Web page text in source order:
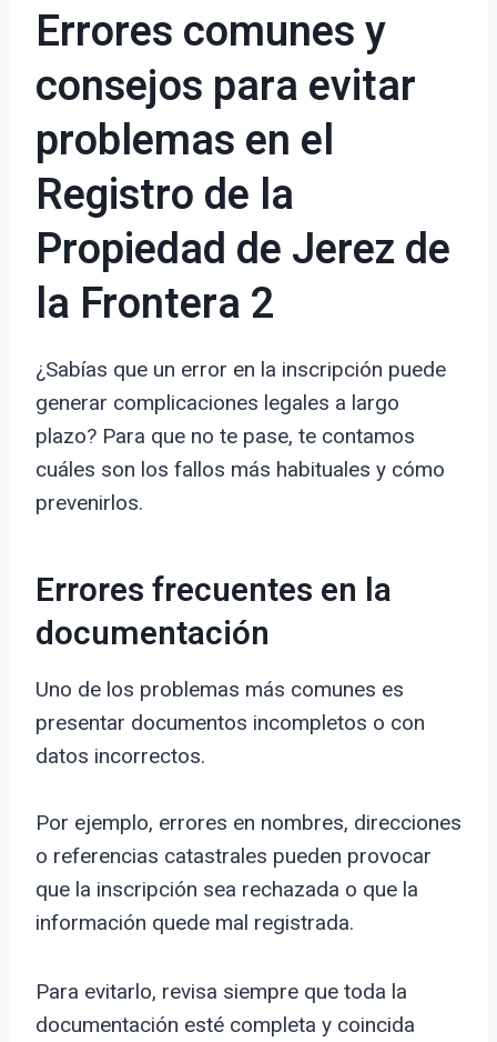
Errores comunes y
consejos para evitar
problemas en el
Registro de la
Propiedad de Jerez de
la Frontera 2
¿Sabías que un error en la inscripción puede
generar complicaciones legales a largo
plazo? Para que no te pase, te contamos
cuáles son los fallos más habituales y cómo
prevenirlos.
Errores frecuentes en la
documentación
Uno de los problemas más comunes es
presentar documentos incompletos o con
datos incorrectos.
Por ejemplo, errores en nombres, direcciones
o referencias catastrales pueden provocar
que la inscripción sea rechazada o que la
información quede mal registrada.
Para evitarlo, revisa siempre que toda la
documentación esté completa y coincida